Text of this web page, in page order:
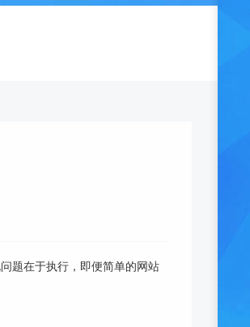
题在于执行，即便简单的网站